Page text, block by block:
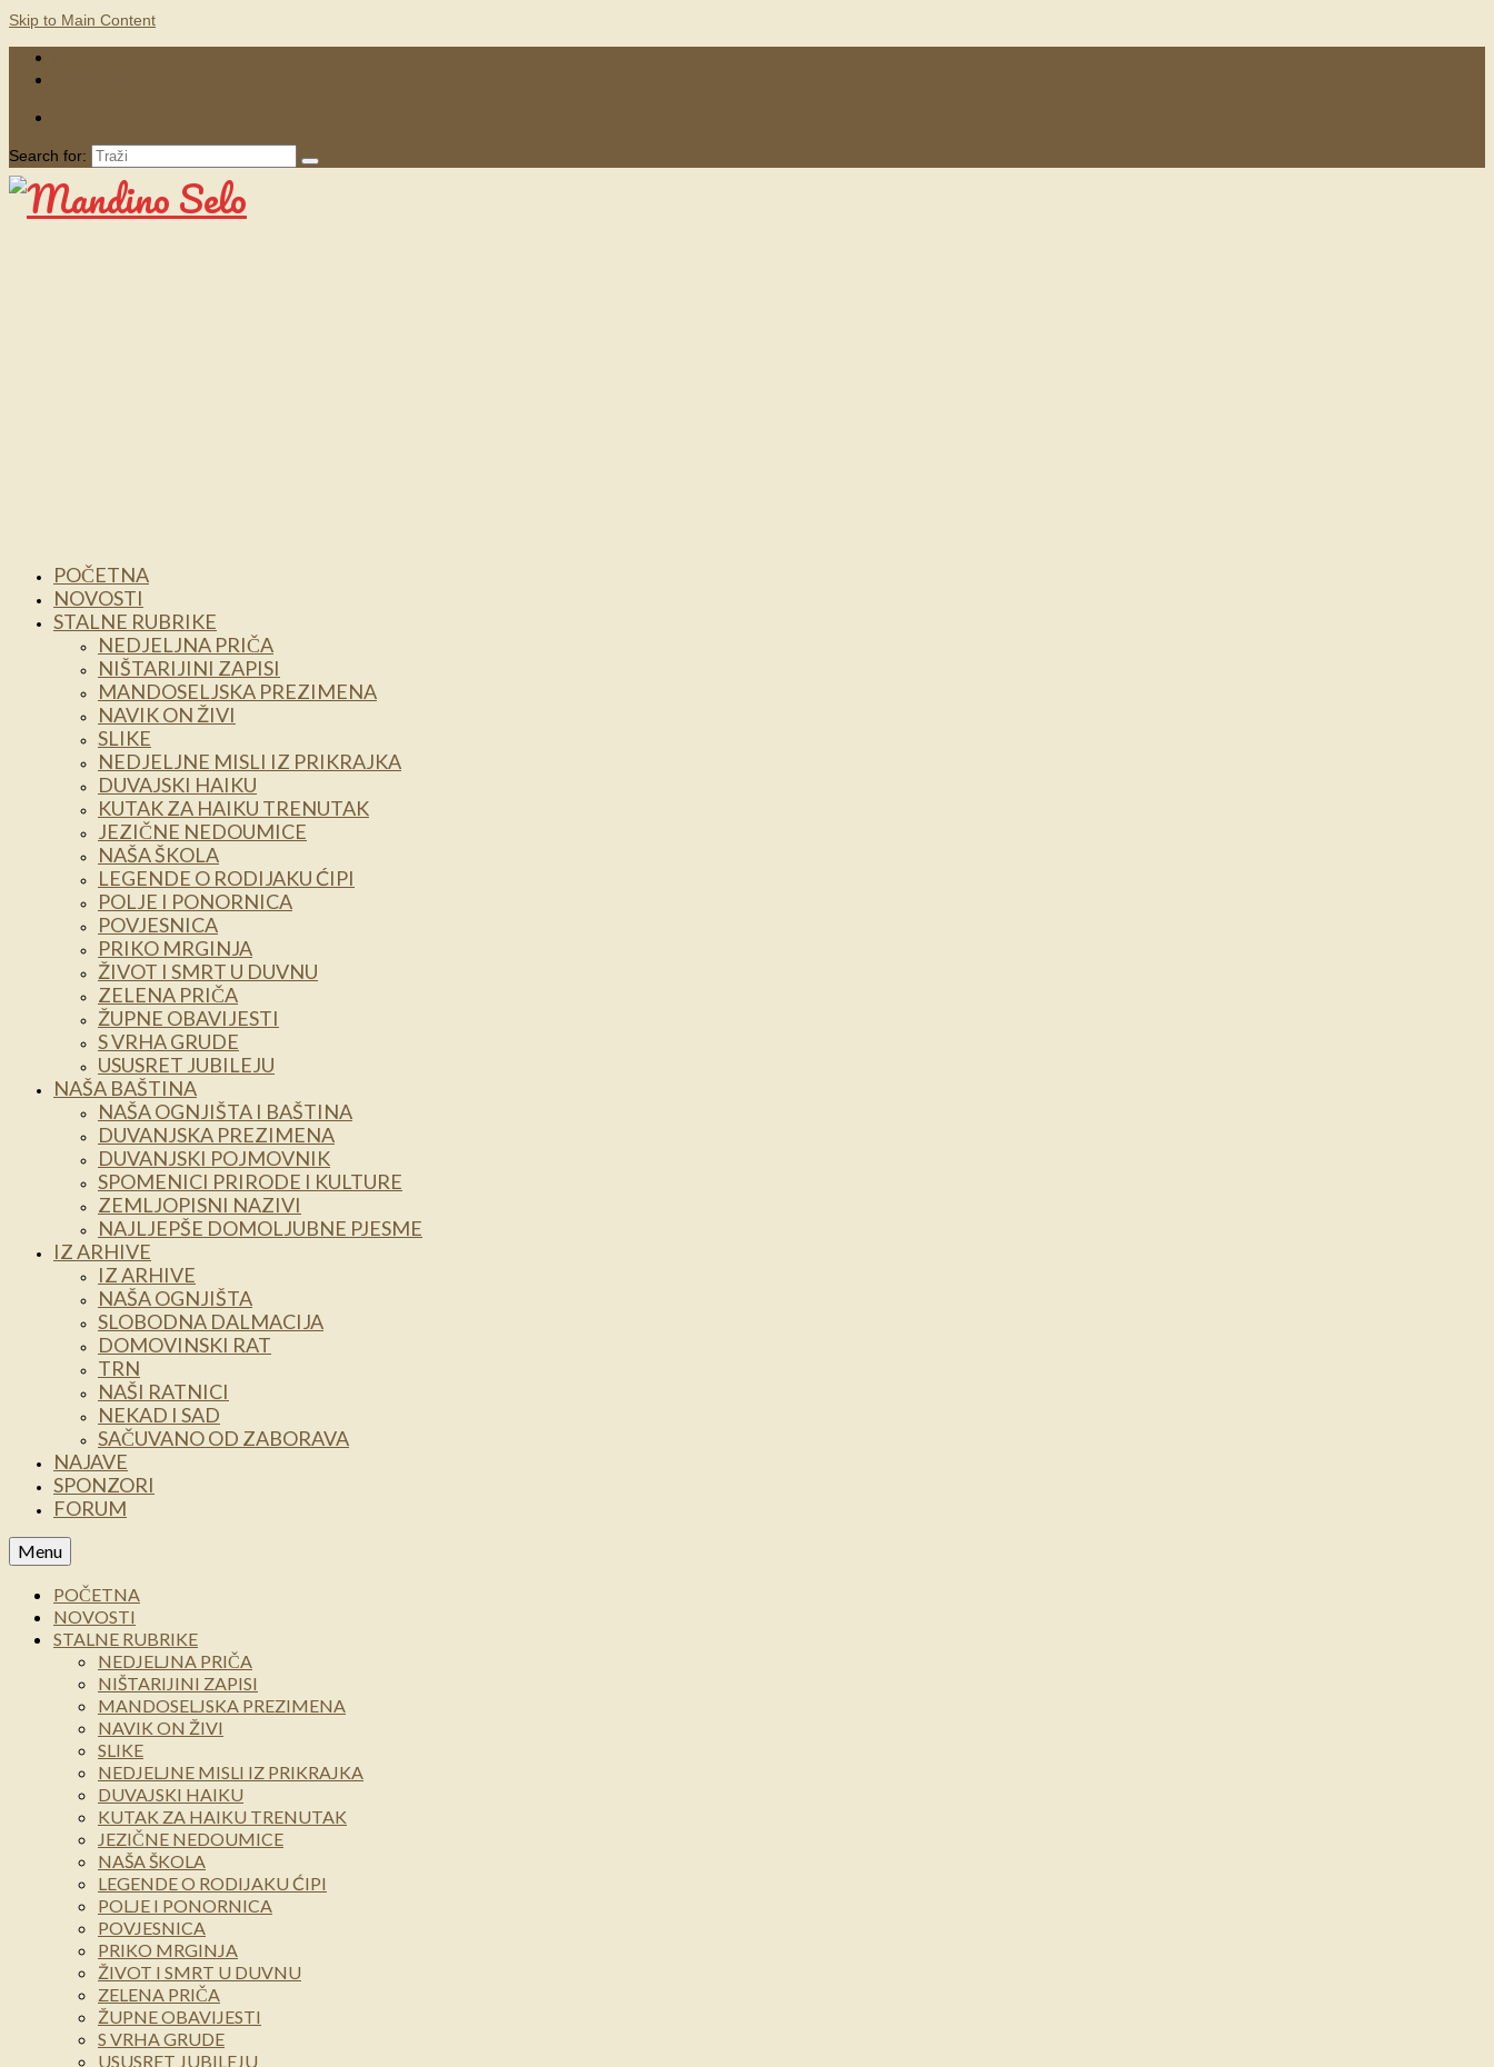
Skip to Main Content
Search for:
POČETNA
NOVOSTI
STALNE RUBRIKE
NEDJELJNA PRIČA
NIŠTARIJINI ZAPISI
MANDOSELJSKA PREZIMENA
NAVIK ON ŽIVI
SLIKE
NEDJELJNE MISLI IZ PRIKRAJKA
DUVAJSKI HAIKU
KUTAK ZA HAIKU TRENUTAK
JEZIČNE NEDOUMICE
NAŠA ŠKOLA
LEGENDE O RODIJAKU ĆIPI
POLJE I PONORNICA
POVJESNICA
PRIKO MRGINJA
ŽIVOT I SMRT U DUVNU
ZELENA PRIČA
ŽUPNE OBAVIJESTI
S VRHA GRUDE
USUSRET JUBILEJU
NAŠA BAŠTINA
NAŠA OGNJIŠTA I BAŠTINA
DUVANJSKA PREZIMENA
DUVANJSKI POJMOVNIK
SPOMENICI PRIRODE I KULTURE
ZEMLJOPISNI NAZIVI
NAJLJEPŠE DOMOLJUBNE PJESME
IZ ARHIVE
IZ ARHIVE
NAŠA OGNJIŠTA
SLOBODNA DALMACIJA
DOMOVINSKI RAT
TRN
NAŠI RATNICI
NEKAD I SAD
SAČUVANO OD ZABORAVA
NAJAVE
SPONZORI
FORUM
Menu
POČETNA
NOVOSTI
STALNE RUBRIKE
NEDJELJNA PRIČA
NIŠTARIJINI ZAPISI
MANDOSELJSKA PREZIMENA
NAVIK ON ŽIVI
SLIKE
NEDJELJNE MISLI IZ PRIKRAJKA
DUVAJSKI HAIKU
KUTAK ZA HAIKU TRENUTAK
JEZIČNE NEDOUMICE
NAŠA ŠKOLA
LEGENDE O RODIJAKU ĆIPI
POLJE I PONORNICA
POVJESNICA
PRIKO MRGINJA
ŽIVOT I SMRT U DUVNU
ZELENA PRIČA
ŽUPNE OBAVIJESTI
S VRHA GRUDE
USUSRET JUBILEJU